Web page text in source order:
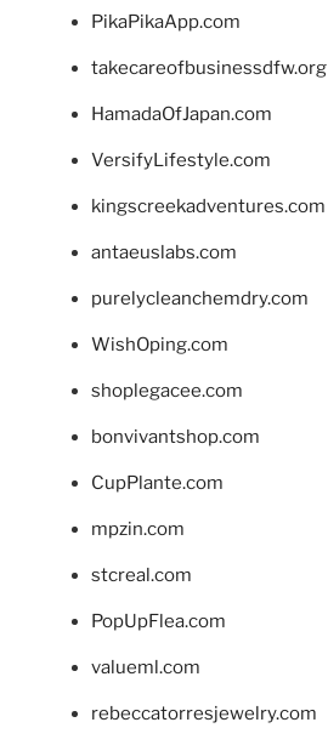
PikaPikaApp.com
takecareofbusinessdfw.org
HamadaOfJapan.com
VersifyLifestyle.com
kingscreekadventures.com
antaeuslabs.com
purelycleanchemdry.com
WishOping.com
shoplegacee.com
bonvivantshop.com
CupPlante.com
mpzin.com
stcreal.com
PopUpFlea.com
valueml.com
rebeccatorresjewelry.com